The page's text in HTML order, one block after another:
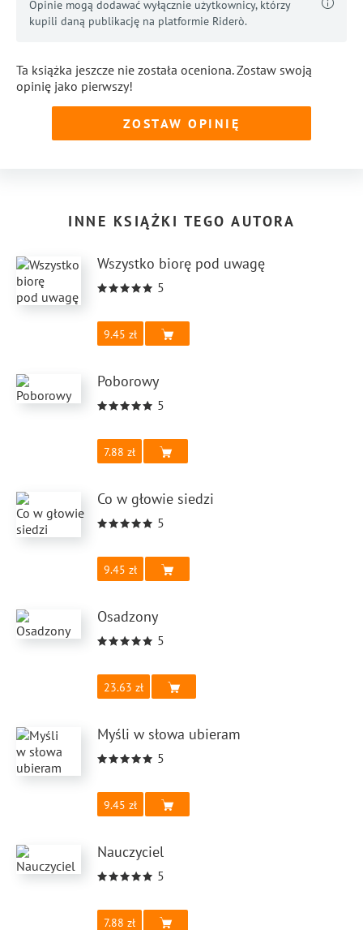
Opinie mogą dodawać wyłącznie użytkownicy, którzy
kupili daną publikację na platformie Riderò.
Ta książka jeszcze nie została oceniona. Zostaw swoją
opinię jako pierwszy!
ZOSTAW OPINIĘ
INNE KSIĄŻKI TEGO AUTORA
Wszystko biorę pod uwagę
5
9.45
Poborowy
5
7.88
Co w głowie siedzi
5
9.45
Osadzony
5
23.63
Myśli w słowa ubieram
5
9.45
Nauczyciel
5
7.88